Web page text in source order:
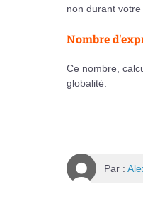
non durant
Nombre
Ce nombre,
globalité.
Par :